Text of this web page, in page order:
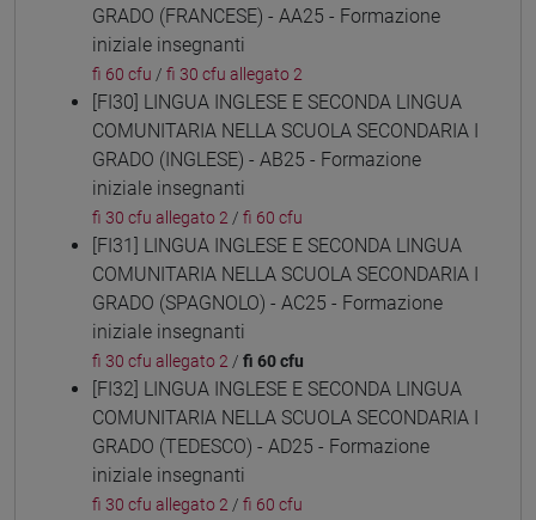
GRADO (FRANCESE) - AA25 - Formazione
iniziale insegnanti
fi 60 cfu / fi 30 cfu allegato 2
[FI30] LINGUA INGLESE E SECONDA LINGUA
COMUNITARIA NELLA SCUOLA SECONDARIA I
GRADO (INGLESE) - AB25 - Formazione
iniziale insegnanti
fi 30 cfu allegato 2 / fi 60 cfu
[FI31] LINGUA INGLESE E SECONDA LINGUA
COMUNITARIA NELLA SCUOLA SECONDARIA I
GRADO (SPAGNOLO) - AC25 - Formazione
iniziale insegnanti
fi 30 cfu allegato 2 / fi 60 cfu
[FI32] LINGUA INGLESE E SECONDA LINGUA
COMUNITARIA NELLA SCUOLA SECONDARIA I
GRADO (TEDESCO) - AD25 - Formazione
iniziale insegnanti
fi 30 cfu allegato 2 / fi 60 cfu